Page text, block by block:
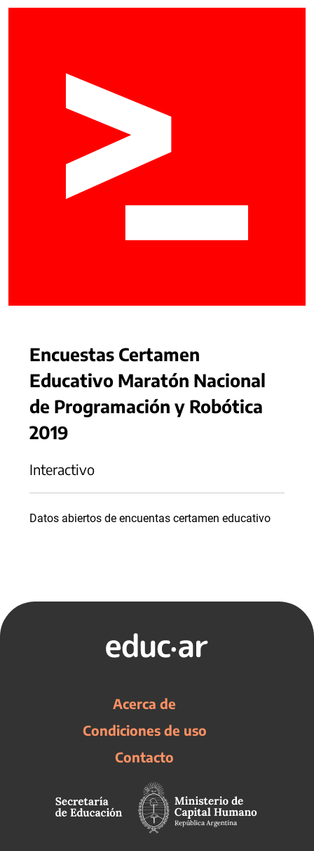
Encuestas Certamen
Educativo Maratón Nacional
de Programación y Robótica
2019
Interactivo
Datos abiertos de encuentas certamen educativo
Acerca de
Condiciones de uso
Contacto